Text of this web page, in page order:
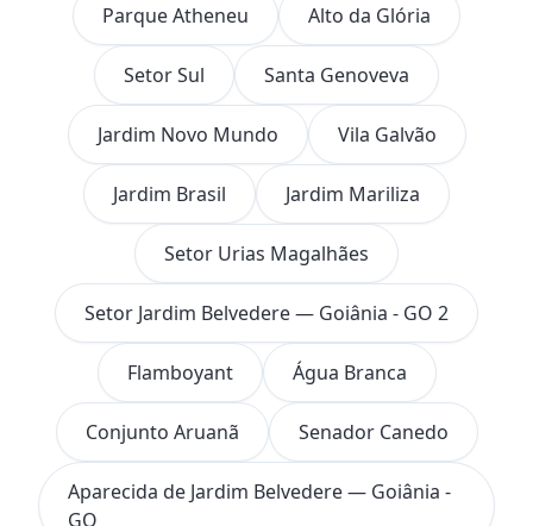
Parque Atheneu Alto da Glória
Setor Sul Santa Genoveva
Jardim Novo Mundo Vila Galvão
Jardim Brasil Jardim Mariliza
Setor Urias Magalhães
Setor Jardim Belvedere — Goiânia - GO 2
Flamboyant Água Branca
Conjunto Aruanã Senador Canedo
Aparecida de Jardim Belvedere — Goiânia -
GO